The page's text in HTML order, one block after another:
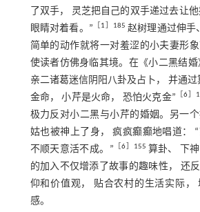
了双手， 灵芝把自己的双手递过去让
眼睛对着看。”
1 ］185 赵树理通过伸手
简单的动作就将一对羞涩的小夫妻形象
使读者仿佛身临其境。在《小二黑结
亲二诸葛迷信阴阳八卦及占卜， 并通
金命， 小芹是火命， 恐怕火克金” ［6 ］
极力反对小二黑与小芹的婚姻。另一
姑也被神上了身， 疯疯癫癫地唱道： “
不顺天意活不成。” ［6 ］155 算卦、 下
的加入不仅增添了故事的趣味性， 还
仰和价值观， 贴合农村的生活实际，
感。